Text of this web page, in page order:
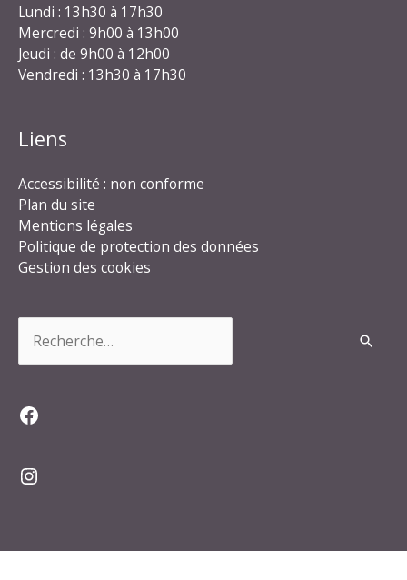
Lundi : 13h30 à 17h30
Mercredi : 9h00 à 13h00
Jeudi : de 9h00 à 12h00
Vendredi : 13h30 à 17h30
Liens
Accessibilité : non conforme
Plan du site
Mentions légales
Politique de protection des données
Gestion des cookies
Facebook
Instagram